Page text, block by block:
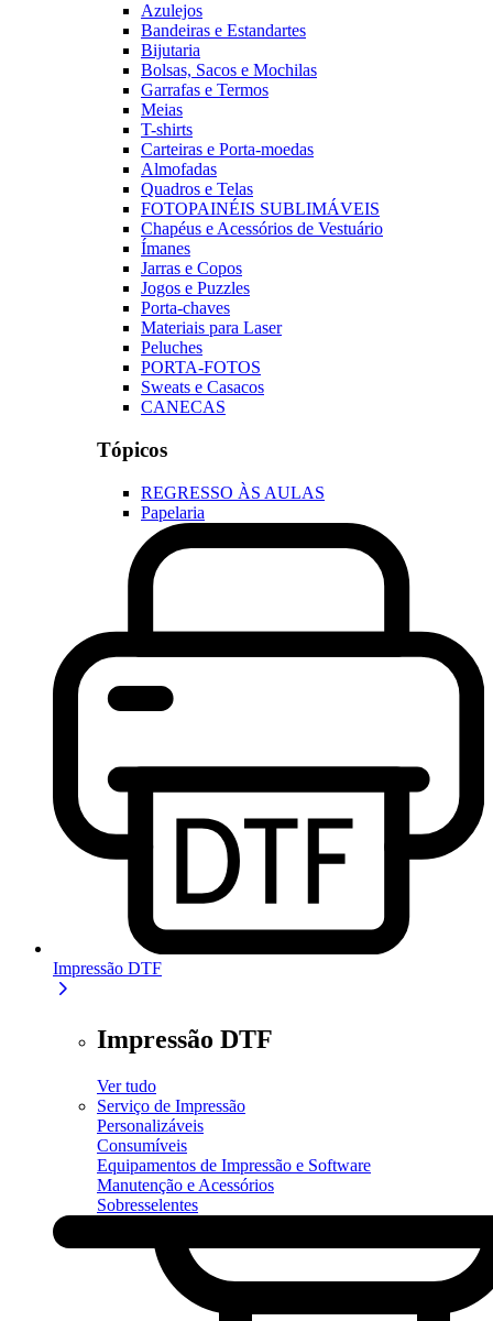
Azulejos
Bandeiras e Estandartes
Bijutaria
Bolsas, Sacos e Mochilas
Garrafas e Termos
Meias
T-shirts
Carteiras e Porta-moedas
Almofadas
Quadros e Telas
FOTOPAINÉIS SUBLIMÁVEIS
Chapéus e Acessórios de Vestuário
Ímanes
Jarras e Copos
Jogos e Puzzles
Porta-chaves
Materiais para Laser
Peluches
PORTA-FOTOS
Sweats e Casacos
CANECAS
Tópicos
REGRESSO ÀS AULAS
Papelaria
Impressão DTF
Impressão DTF
Ver tudo
Serviço de Impressão
Personalizáveis
Consumíveis
Equipamentos de Impressão e Software
Manutenção e Acessórios
Sobresselentes